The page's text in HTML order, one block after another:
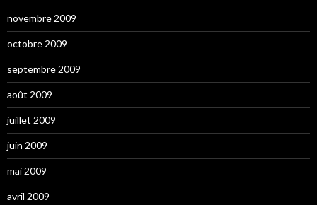
novembre 2009
octobre 2009
septembre 2009
août 2009
juillet 2009
juin 2009
mai 2009
avril 2009